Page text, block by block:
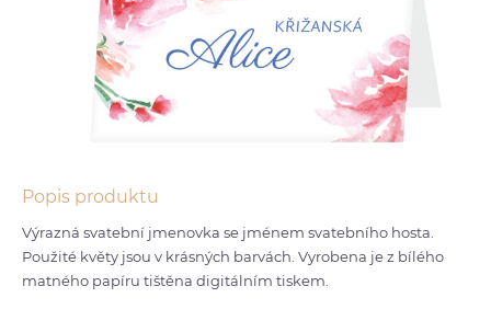
Popis produktu
Výrazná svatební jmenovka se jménem svatebního hosta.
Použité květy jsou v krásných barvách. Vyrobena je z bílého
matného papíru tištěna digitálním tiskem.